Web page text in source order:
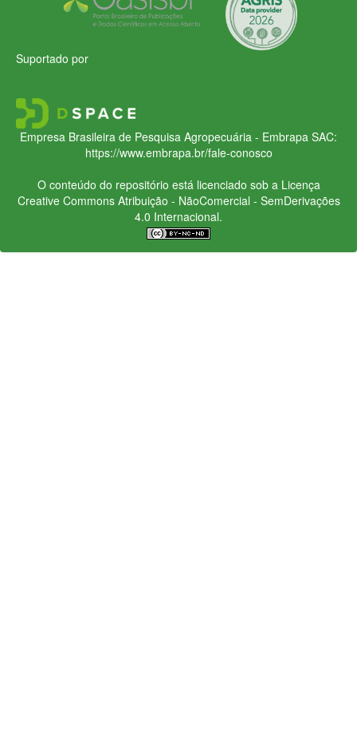
Suportado por
Empresa Brasileira de Pesquisa Agropecuária - Embrapa SAC:
https://www.embrapa.br/fale-conosco
O conteúdo do repositório está licenciado sob a Licença
Creative CommonsAtribuição - NãoComercial - SemDerivações
4.0 Internacional.